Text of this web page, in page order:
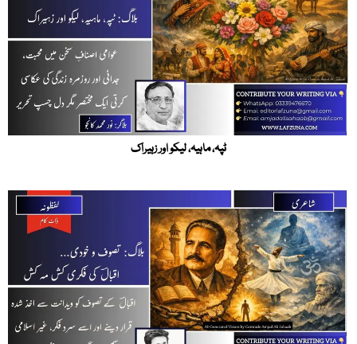
ٹپہ، ماہیہ، لیکو اور زہیراک